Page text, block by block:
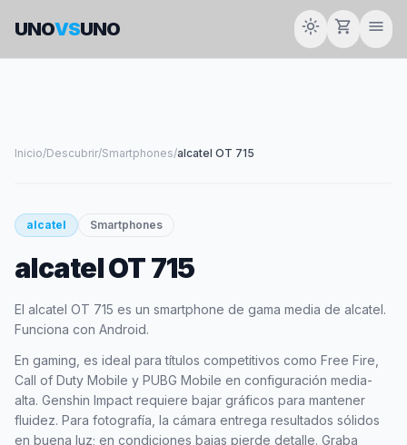
UNOVSUNO light_mode shopping_cart menu
Inicio/Descubrir/Smartphones/alcatel OT 715
smartphone
ALCATEL
alcatel Smartphones
alcatel OT 715
El alcatel OT 715 es un smartphone de gama media de alcatel.
Funciona con Android.
En gaming, es ideal para títulos competitivos como Free Fire,
Call of Duty Mobile y PUBG Mobile en configuración media-
alta. Genshin Impact requiere bajar gráficos para mantener
fluidez. Para fotografía, la cámara entrega resultados sólidos
en buena luz; en condiciones bajas pierde detalle. Graba